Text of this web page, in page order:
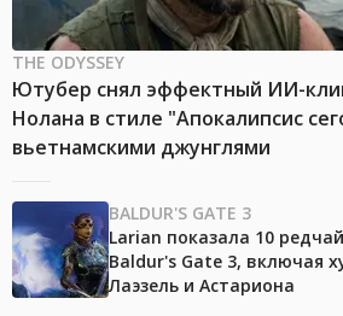
THE ODYSSEY
Ютубер снял эффектный ИИ-
Нолана в стиле "Апокалипсис
вьетнамскими джунглями
BALDUR'S GATE 3
Larian показала 10
Baldur's Gate 3, включая
Лаэзель и Астариона